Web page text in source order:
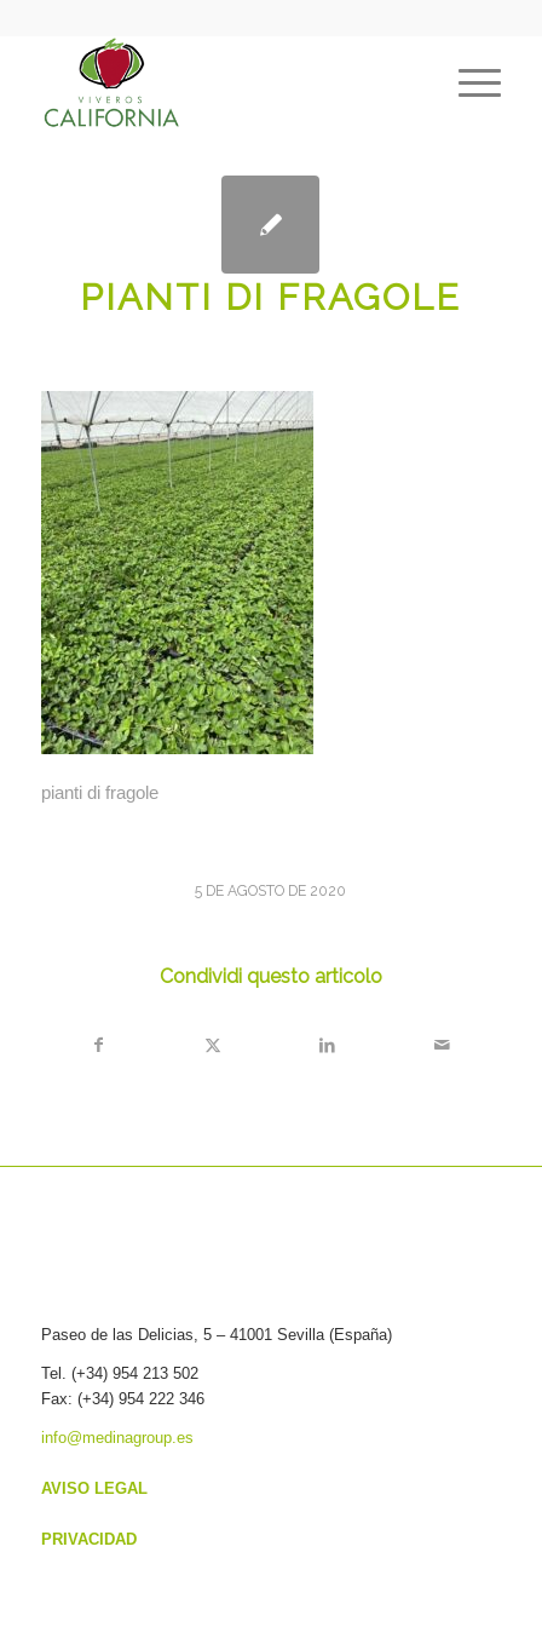
PIANTI DI FRAGOLE
pianti di fragole
5 DE AGOSTO DE 2020
Condividi questo articolo
Paseo de las Delicias, 5 – 41001 Sevilla (España)
Tel. (+34) 954 213 502
Fax: (+34) 954 222 346
info@medinagroup.es
AVISO LEGAL
PRIVACIDAD